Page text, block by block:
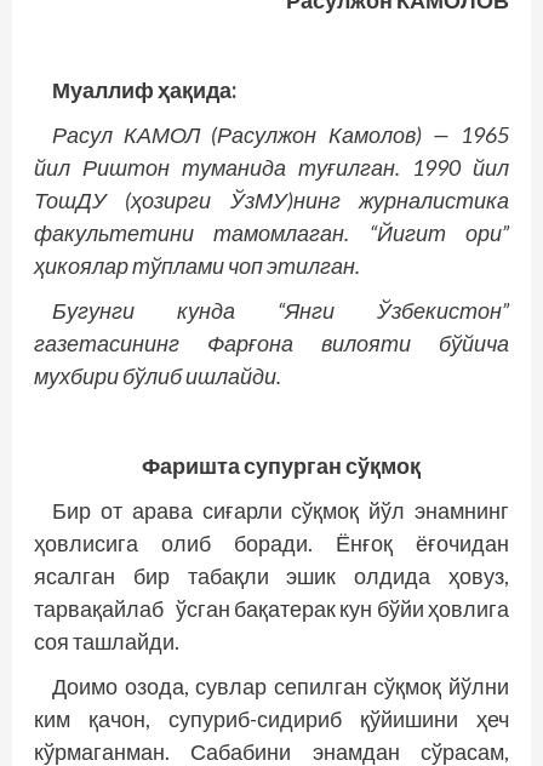
Муаллиф ҳақида:
Расул КАМОЛ (Расулжон Камолов) — 1965
йил Риштон туманида туғилган. 1990 йил
ТошДУ (ҳозирги ЎзМУ)нинг журналис­тика
факультетини тамомлаган. “Йигит ори”
ҳикоялар тўплами чоп этилган.
Бугунги кунда “Янги Ўзбекистон”
газетасининг Фарғона вилояти бўйича
мухбири бўлиб ишлайди.
Фаришта супурган сўқмоқ
Бир от арава сиғарли сўқмоқ йўл энамнинг
ҳовлисига олиб боради. Ёнғоқ ёғочидан
ясалган бир табақли эшик олдида ҳовуз,
тарвақайлаб ўсган бақатерак кун бўйи ҳовлига
соя ташлайди.
Доимо озода, сувлар сепилган сўқмоқ йўлни
ким қачон, супуриб-сидириб қўйишини ҳеч
кўрмаганман. Сабабини энамдан сўрасам,